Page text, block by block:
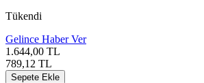
Tükendi
Gelince Haber Ver
1.644,00 TL
789,12 TL
Sepete Ekle